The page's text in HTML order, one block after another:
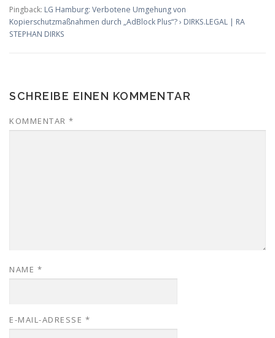
Pingback: LG Hamburg: Verbotene Umgehung von
Kopierschutzmaßnahmen durch „AdBlock Plus“? › DIRKS.LEGAL | RA
STEPHAN DIRKS
SCHREIBE EINEN KOMMENTAR
KOMMENTAR *
NAME *
E-MAIL-ADRESSE *